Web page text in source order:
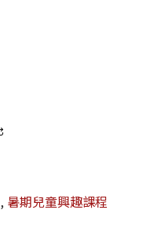
, 暑期兒童興趣課程